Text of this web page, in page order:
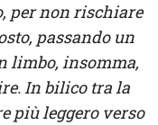
per non rischiare
passando un
limbo, insomma,
In bilico tra la
più leggero verso